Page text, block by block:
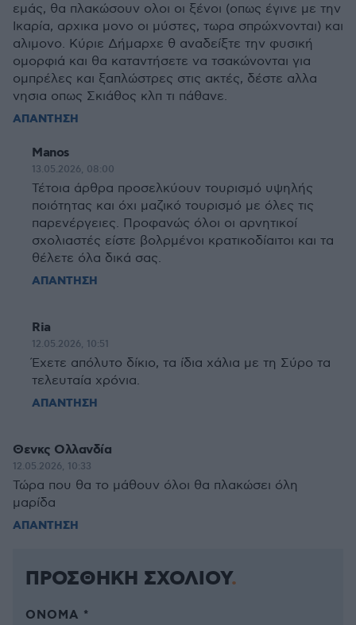
εμάς, θα πλακώσουν ολοι οι ξένοι (οπως έγινε με την
Ικαρία, αρχικα μονο οι μύστες, τωρα σπρώχνονται) και
αλιμονο. Κύριε Δήμαρχε θ αναδείξτε την φυσική
ομορφιά και θα καταντήσετε να τσακώνονται για
ομπρέλες και ξαπλώστρες στις ακτές, δέστε αλλα
νησια οπως Σκιάθος κλπ τι πάθανε.
ΑΠΑΝΤΗΣΗ
Manos
13.05.2026, 08:00
Τέτοια άρθρα προσελκύουν τουρισμό υψηλής
ποιότητας και όχι μαζικό τουρισμό με όλες τις
παρενέργειες. Προφανώς όλοι οι αρνητικοί
σχολιαστές είστε βολρμένοι κρατικοδίαιτοι και τα
θέλετε όλα δικά σας.
ΑΠΑΝΤΗΣΗ
Ria
12.05.2026, 10:51
Έχετε απόλυτο δίκιο, τα ίδια χάλια με τη Σύρο τα
τελευταία χρόνια.
ΑΠΑΝΤΗΣΗ
Θενκς Ολλανδία
12.05.2026, 10:33
Τώρα που θα το μάθουν όλοι θα πλακώσει όλη
μαρίδα
ΑΠΑΝΤΗΣΗ
ΠΡΟΣΘΗΚΗ ΣΧΟΛΙΟΥ
ΌΝΟΜΑ *